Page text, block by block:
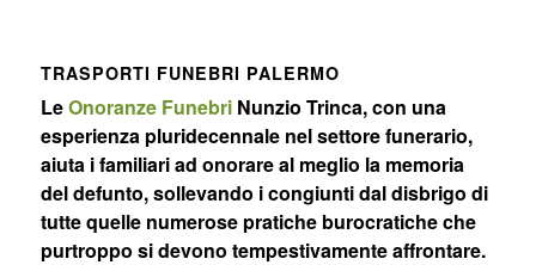
TRASPORTI FUNEBRI PALERMO
LeOnoranze FunebriNunzio Trinca, con una
esperienza pluridecennale nel settore funerario,
aiuta i familiari ad onorare al meglio la memoria
del defunto, sollevando i congiunti dal disbrigo di
tutte quelle numerose pratiche burocratiche che
purtroppo si devono tempestivamente affrontare.